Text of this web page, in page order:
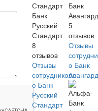
Банк
Русский
Стандарт
8
отзывов
Отзывы
сотрудников
о Банк
Русский
Стандарт
Банк
5
отзывов
Отзывы
о Банк